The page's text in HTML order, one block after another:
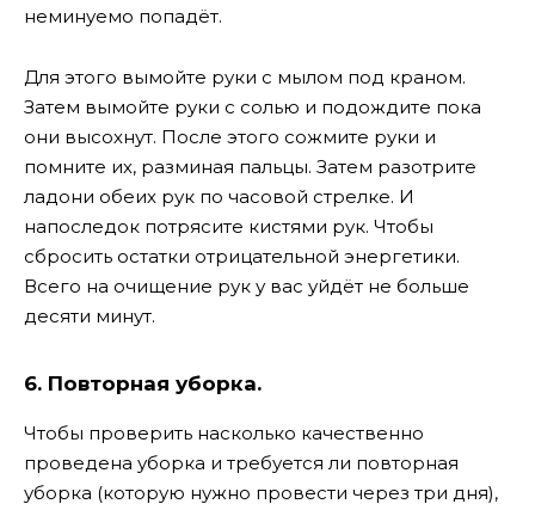
неминуемо попадёт.
Для этого вымойте руки с мылом под краном.
Затем вымойте руки с солью и подождите пока
они высохнут. После этого сожмите руки и
помните их, разминая пальцы. Затем разотрите
ладони обеих рук по часовой стрелке. И
напоследок потрясите кистями рук. Чтобы
сбросить остатки отрицательной энергетики.
Всего на очищение рук у вас уйдёт не больше
десяти минут.
6. Повторная уборка.
Чтобы проверить насколько качественно
проведена уборка и требуется ли повторная
уборка (которую нужно провести через три дня),